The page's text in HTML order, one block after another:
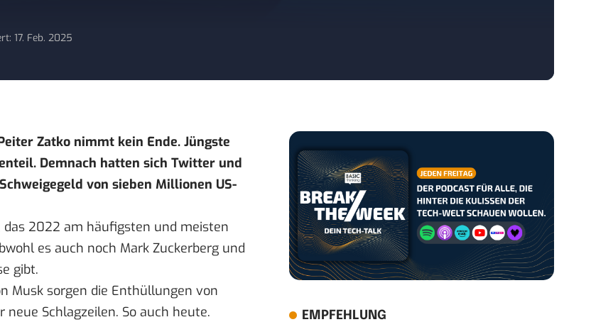
17. Feb. 2025
Zatko nimmt kein Ende. Jüngste
Demnach hatten sich Twitter und
von sieben Millionen US-
2022 am häufigsten und meisten
es auch noch Mark Zuckerberg und
gibt.
Musk sorgen die Enthüllungen von
Schlagzeilen. So auch heute. EMPFEHLUNG